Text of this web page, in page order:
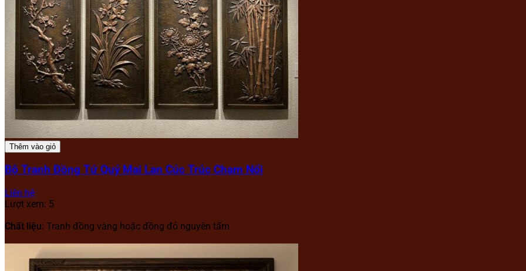
Thêm vào giỏ
Bộ Tranh Đồng Tứ Quý Mai Lan Cúc Trúc Chạm Nổi
Liên hệ
Lượt xem: 5
Chất liệu: Tranh đồng vàng hoặc đồng đỏ nguyên tấm